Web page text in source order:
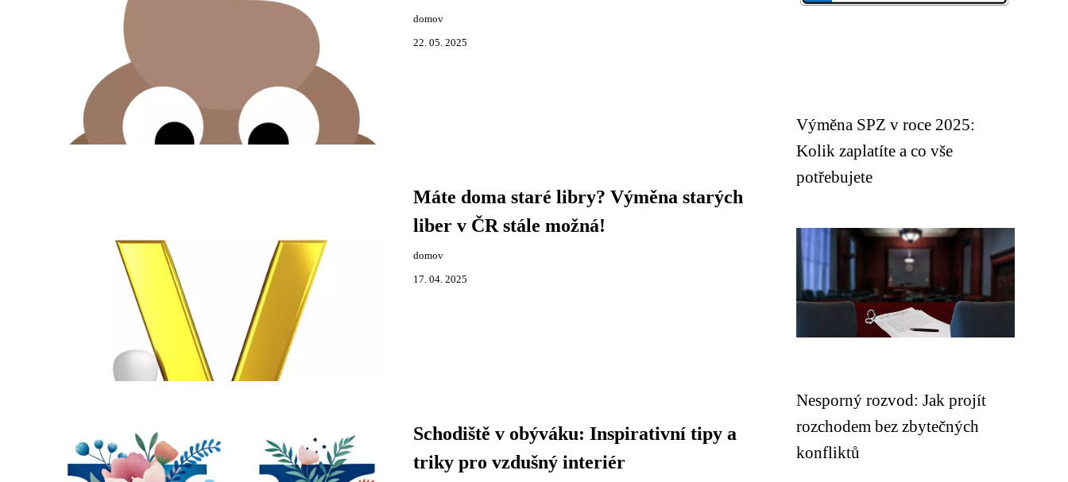
domov
22. 05. 2025
Máte doma staré libry? Výměna starých
liber v ČR stále možná!
domov
17. 04. 2025
Schodiště v obýváku: Inspirativní tipy a
triky pro vzdušný interiér
Výměna SPZ v roce 2025:
Kolik zaplatíte a co vše
potřebujete
Nesporný rozvod: Jak projít
rozchodem bez zbytečných
konfliktů